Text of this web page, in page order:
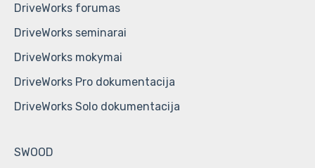
DriveWorks forumas
DriveWorks seminarai
DriveWorks mokymai
DriveWorks Pro dokumentacija
DriveWorks Solo dokumentacija
SWOOD